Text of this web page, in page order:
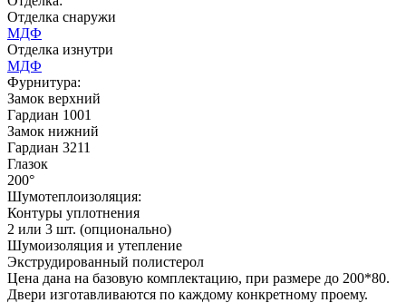
ДНТ
ДУБ БЕЛЁНЫЙ ДЗП
C59
Отделка снаружи
МДФ
Отделка изнутри
МДФ
Фурнитура:
Замок верхний
Гардиан 1001
Замок нижний
Гардиан 3211
Глазок
200°
Шумотеплоизоляция:
Контуры уплотнения
2 или 3 шт. (опционально)
Шумоизоляция и утепление
Экструдированный полистерол
Цена дана на базовую комплектацию, при размере до 200*80.
Двери изготавливаются по каждому конкретному проему.